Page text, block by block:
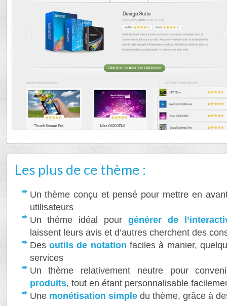
Les plus de ce thème :
Un thème conçu et pensé pour mettre en
utilisateurs
Un thème idéal pourgénérer de
laissent leurs avis et d’autres cherchent des
Des outils de notation faciles à manier,
services
Un thème relativement neutre pour
produits, tout en étant personnalisable
Une monétisation simpledu thème, grâce à